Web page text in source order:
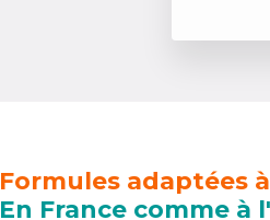
Formules adaptées
En France comme à